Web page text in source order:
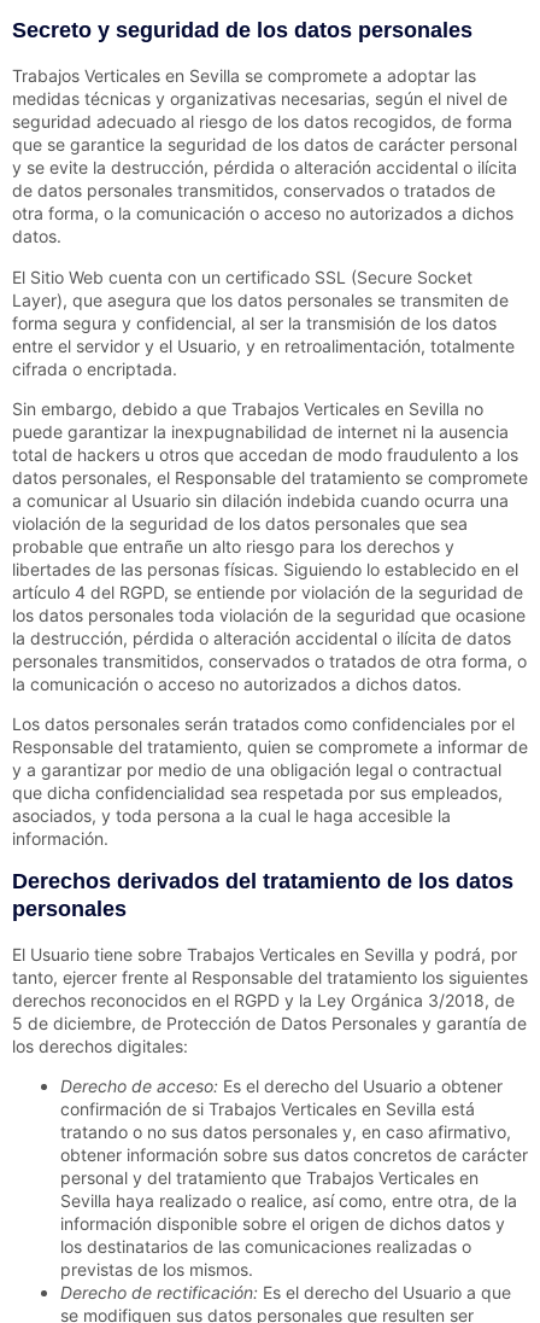
Secreto y seguridad de los datos personales
Trabajos Verticales en Sevilla se compromete a adoptar las
medidas técnicas y organizativas necesarias, según el nivel de
seguridad adecuado al riesgo de los datos recogidos, de forma
que se garantice la seguridad de los datos de carácter personal
y se evite la destrucción, pérdida o alteración accidental o ilícita
de datos personales transmitidos, conservados o tratados de
otra forma, o la comunicación o acceso no autorizados a dichos
datos.
El Sitio Web cuenta con un certificado SSL (Secure Socket
Layer), que asegura que los datos personales se transmiten de
forma segura y confidencial, al ser la transmisión de los datos
entre el servidor y el Usuario, y en retroalimentación, totalmente
cifrada o encriptada.
Sin embargo, debido a que Trabajos Verticales en Sevilla no
puede garantizar la inexpugnabilidad de internet ni la ausencia
total de hackers u otros que accedan de modo fraudulento a los
datos personales, el Responsable del tratamiento se compromete
a comunicar al Usuario sin dilación indebida cuando ocurra una
violación de la seguridad de los datos personales que sea
probable que entrañe un alto riesgo para los derechos y
libertades de las personas físicas. Siguiendo lo establecido en el
artículo 4 del RGPD, se entiende por violación de la seguridad de
los datos personales toda violación de la seguridad que ocasione
la destrucción, pérdida o alteración accidental o ilícita de datos
personales transmitidos, conservados o tratados de otra forma, o
la comunicación o acceso no autorizados a dichos datos.
Los datos personales serán tratados como confidenciales por el
Responsable del tratamiento, quien se compromete a informar de
y a garantizar por medio de una obligación legal o contractual
que dicha confidencialidad sea respetada por sus empleados,
asociados, y toda persona a la cual le haga accesible la
información.
Derechos derivados del tratamiento de los datos
personales
El Usuario tiene sobre Trabajos Verticales en Sevilla y podrá, por
tanto, ejercer frente al Responsable del tratamiento los siguientes
derechos reconocidos en el RGPD y la Ley Orgánica 3/2018, de
5 de diciembre, de Protección de Datos Personales y garantía de
los derechos digitales:
Derecho de acceso: Es el derecho del Usuario a obtener
confirmación de si Trabajos Verticales en Sevilla está
tratando o no sus datos personales y, en caso afirmativo,
obtener información sobre sus datos concretos de carácter
personal y del tratamiento que Trabajos Verticales en
Sevilla haya realizado o realice, así como, entre otra, de la
información disponible sobre el origen de dichos datos y
los destinatarios de las comunicaciones realizadas o
previstas de los mismos.
Derecho de rectificación: Es el derecho del Usuario a que
se modifiquen sus datos personales que resulten ser